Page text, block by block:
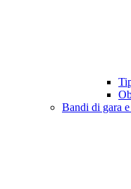
Bandi di gara